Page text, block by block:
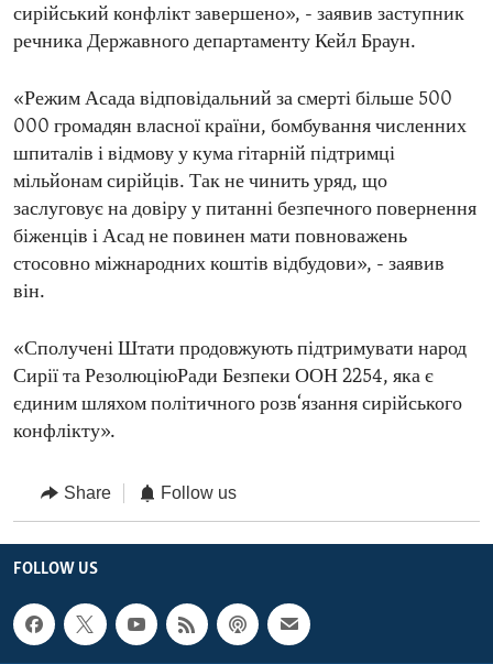
сирійський конфлікт завершено», - заявив заступник
речника Державного департаменту Кейл Браун.
«Режим Асада відповідальний за смерті більше 500
000 громадян власної країни, бомбування численних
шпиталів і відмову у кума гітарній підтримці
мільйонам сирійців. Так не чинить уряд, що
заслуговує на довіру у питанні безпечного повернення
біженців і Асад не повинен мати повноважень
стосовно міжнародних коштів відбудови», - заявив
він.
«Сполучені Штати продовжують підтримувати народ
Сирії та РезолюціюРади Безпеки ООН 2254, яка є
єдиним шляхом політичного розв‘язання сирійського
конфлікту».
Share Follow us
FOLLOW US